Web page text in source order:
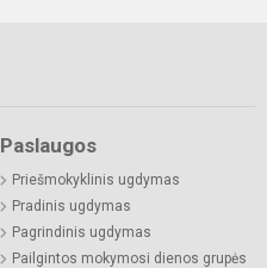
Paslaugos
Priešmokyklinis ugdymas
Pradinis ugdymas
Pagrindinis ugdymas
Pailgintos mokymosi dienos grupės